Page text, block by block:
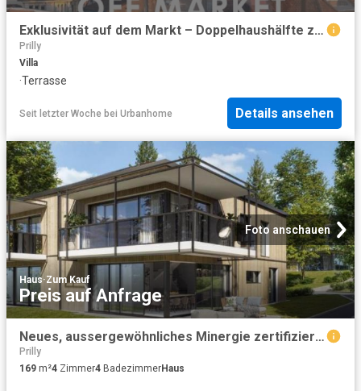
Exklusivität auf dem Markt – Doppelhaushälfte zum Entdecken
Prilly
Villa
·Terrasse
Seit letzter Woche bei Urbanhome Details ansehen
Foto anschauen
Haus·Zum Kauf
Preis auf Anfrage
Neues, aussergewöhnliches Minergie zertifiziertes Projekt!
Prilly
169 m²4 Zimmer4 BadezimmerHaus